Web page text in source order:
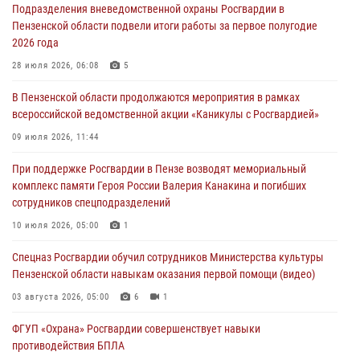
05 августа 2026, 04:00
В Пензе при силовой поддержке Росгвардии пресечена
деятельность ОПГ, маскировавшейся под реабилитационный центр
В Управлении Росгвардии по Пензенской области подвели итоги
04 августа 2026, 06:08
Росгвардия обеспечила безопасность праздничных мероприятий в
День ВДВ в Пензе
Подразделения вневедомственной охраны Росгвардии в
Пензенской области подвели итоги работы за первое полугодие
2026 года
28 июля 2026, 06:08 5
В Пензенской области продолжаются мероприятия в рамках
всероссийской ведомственной акции «Каникулы с Росгвардией»
09 июля 2026, 11:44
При поддержке Росгвардии в Пензе возводят мемориальный
комплекс памяти Героя России Валерия Канакина и погибших
сотрудников спецподразделений
10 июля 2026, 05:00 1
Спецназ Росгвардии обучил сотрудников Министерства культуры
Пензенской области навыкам оказания первой помощи (видео)
03 августа 2026, 05:00 6 1
ФГУП «Охрана» Росгвардии совершенствует навыки
противодействия БПЛА